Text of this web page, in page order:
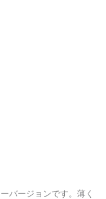
バージョンです。薄く